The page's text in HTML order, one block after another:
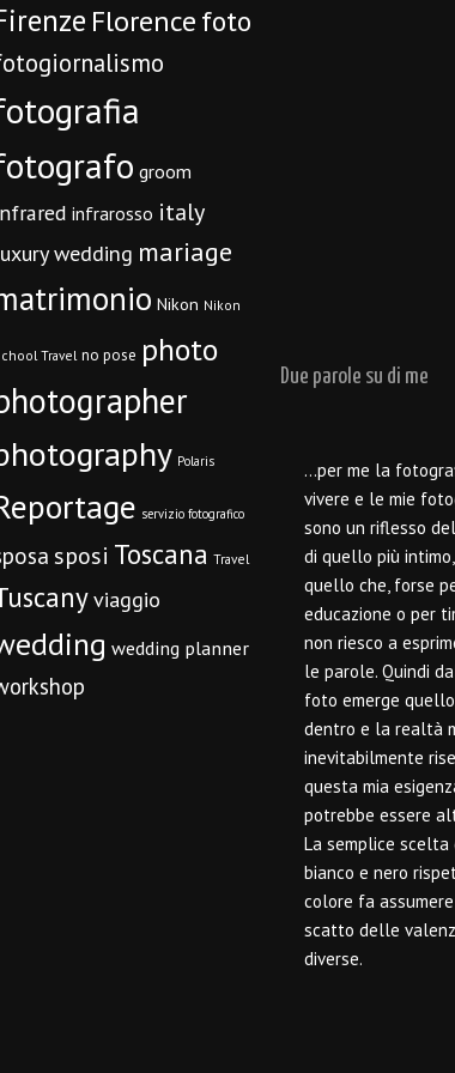
Florencefoto
groom
infrarosso italy
wedding mariage
Nikon Nikon
Travel no pose photo
Polaris
servizio fotografico
sposi Toscana Travel
viaggio
wedding planner
Due parole su di me
…per me la
vivere e le mie
sono un riflesso del
di quello più
quello che, forse
educazione o per
non riesco a
le parole. Quindi
foto emerge
dentro e la realtà
inevitabilmente
questa mia
potrebbe essere
La semplice scelta
bianco e nero
colore fa
scatto delle
diverse.